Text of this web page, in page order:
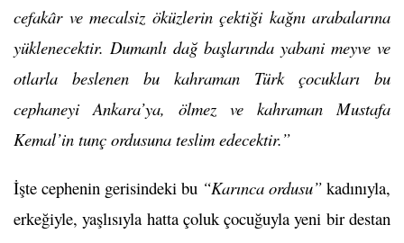
cefakâr ve mecalsiz öküzlerin çektiği kağnı arabalarına
yüklenecektir. Dumanlı dağ başlarında yabani meyve ve
otlarla beslenen bu kahraman Türk çocukları bu
cephaneyi Ankara’ya, ölmez ve kahraman Mustafa
Kemal’in tunç ordusuna teslim edecektir.”
İşte cephenin gerisindeki bu “Karınca ordusu” kadınıyla,
erkeğiyle, yaşlısıyla hatta çoluk çocuğuyla yeni bir destan